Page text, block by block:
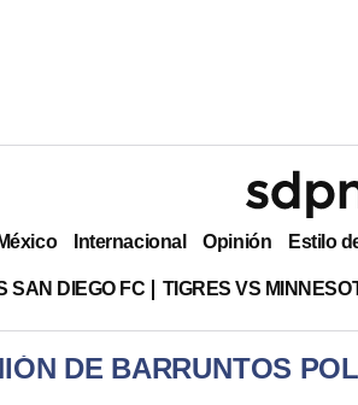
México Internacional Opinión Estilo
SAN DIEGO FC TIGRES VS
OPINIÓN DE